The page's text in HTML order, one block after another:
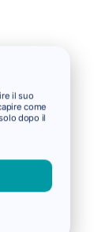
il suo
come
dopo il